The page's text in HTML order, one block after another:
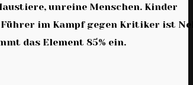
unreine Menschen. Kinder
im Kampf gegen Kritiker ist
das Element 85% ein.